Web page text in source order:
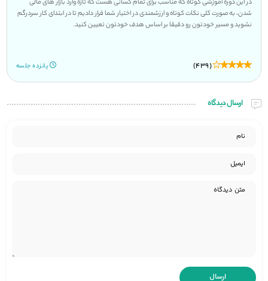
در این دوره آموزشی کوتاه که مناسب برای تمام کسانی هست که تازه وارد بازار های مالی
شدن، به صورت کلی نکات کوتاه و ارزشمندی در اختیار شما قرار دادیم تا در ابتدای کار سردرگم
نشوید و مسیر خودتون رو دقیقا بر اساس هدف خودتون تعیین کنید.
(439) پانزده جلسه
ارسال دیدگاه